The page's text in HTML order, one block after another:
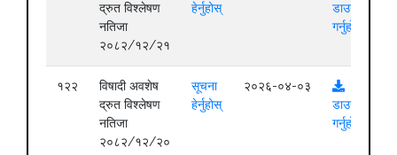
द्रुत विश्लेषण
नतिजा
२०८२/१२/२१
हेर्नुहोस्
डाउनलोड
गर्नुहोस्
१२२
विषादी अवशेष
द्रुत विश्लेषण
नतिजा
२०८२/१२/२०
सूचना
हेर्नुहोस्
२०२६-०४-०३
डाउनलोड
गर्नुहोस्